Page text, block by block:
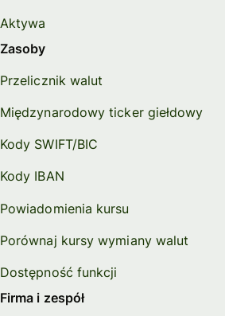
Aktywa
Zasoby
Przelicznik walut
Międzynarodowy ticker giełdowy
Kody SWIFT/BIC
Kody IBAN
Powiadomienia kursu
Porównaj kursy wymiany walut
Dostępność funkcji
Firma i zespół